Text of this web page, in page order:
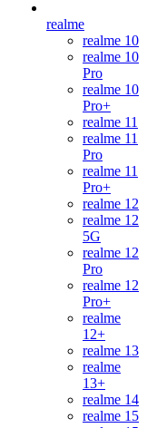
realme
realme 10
realme 10
Pro
realme 10
Pro+
realme 11
realme 11
Pro
realme 11
Pro+
realme 12
realme 12
5G
realme 12
Pro
realme 12
Pro+
realme
12+
realme 13
realme
13+
realme 14
realme 15